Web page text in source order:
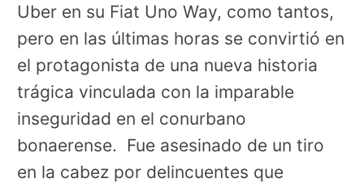
Uber en su Fiat Uno Way, como tantos,
pero en las últimas horas se convirtió en
el protagonista de una nueva historia
trágica vinculada con la imparable
inseguridad en el conurbano
bonaerense. Fue asesinado de un tiro
en la cabez por delincuentes que